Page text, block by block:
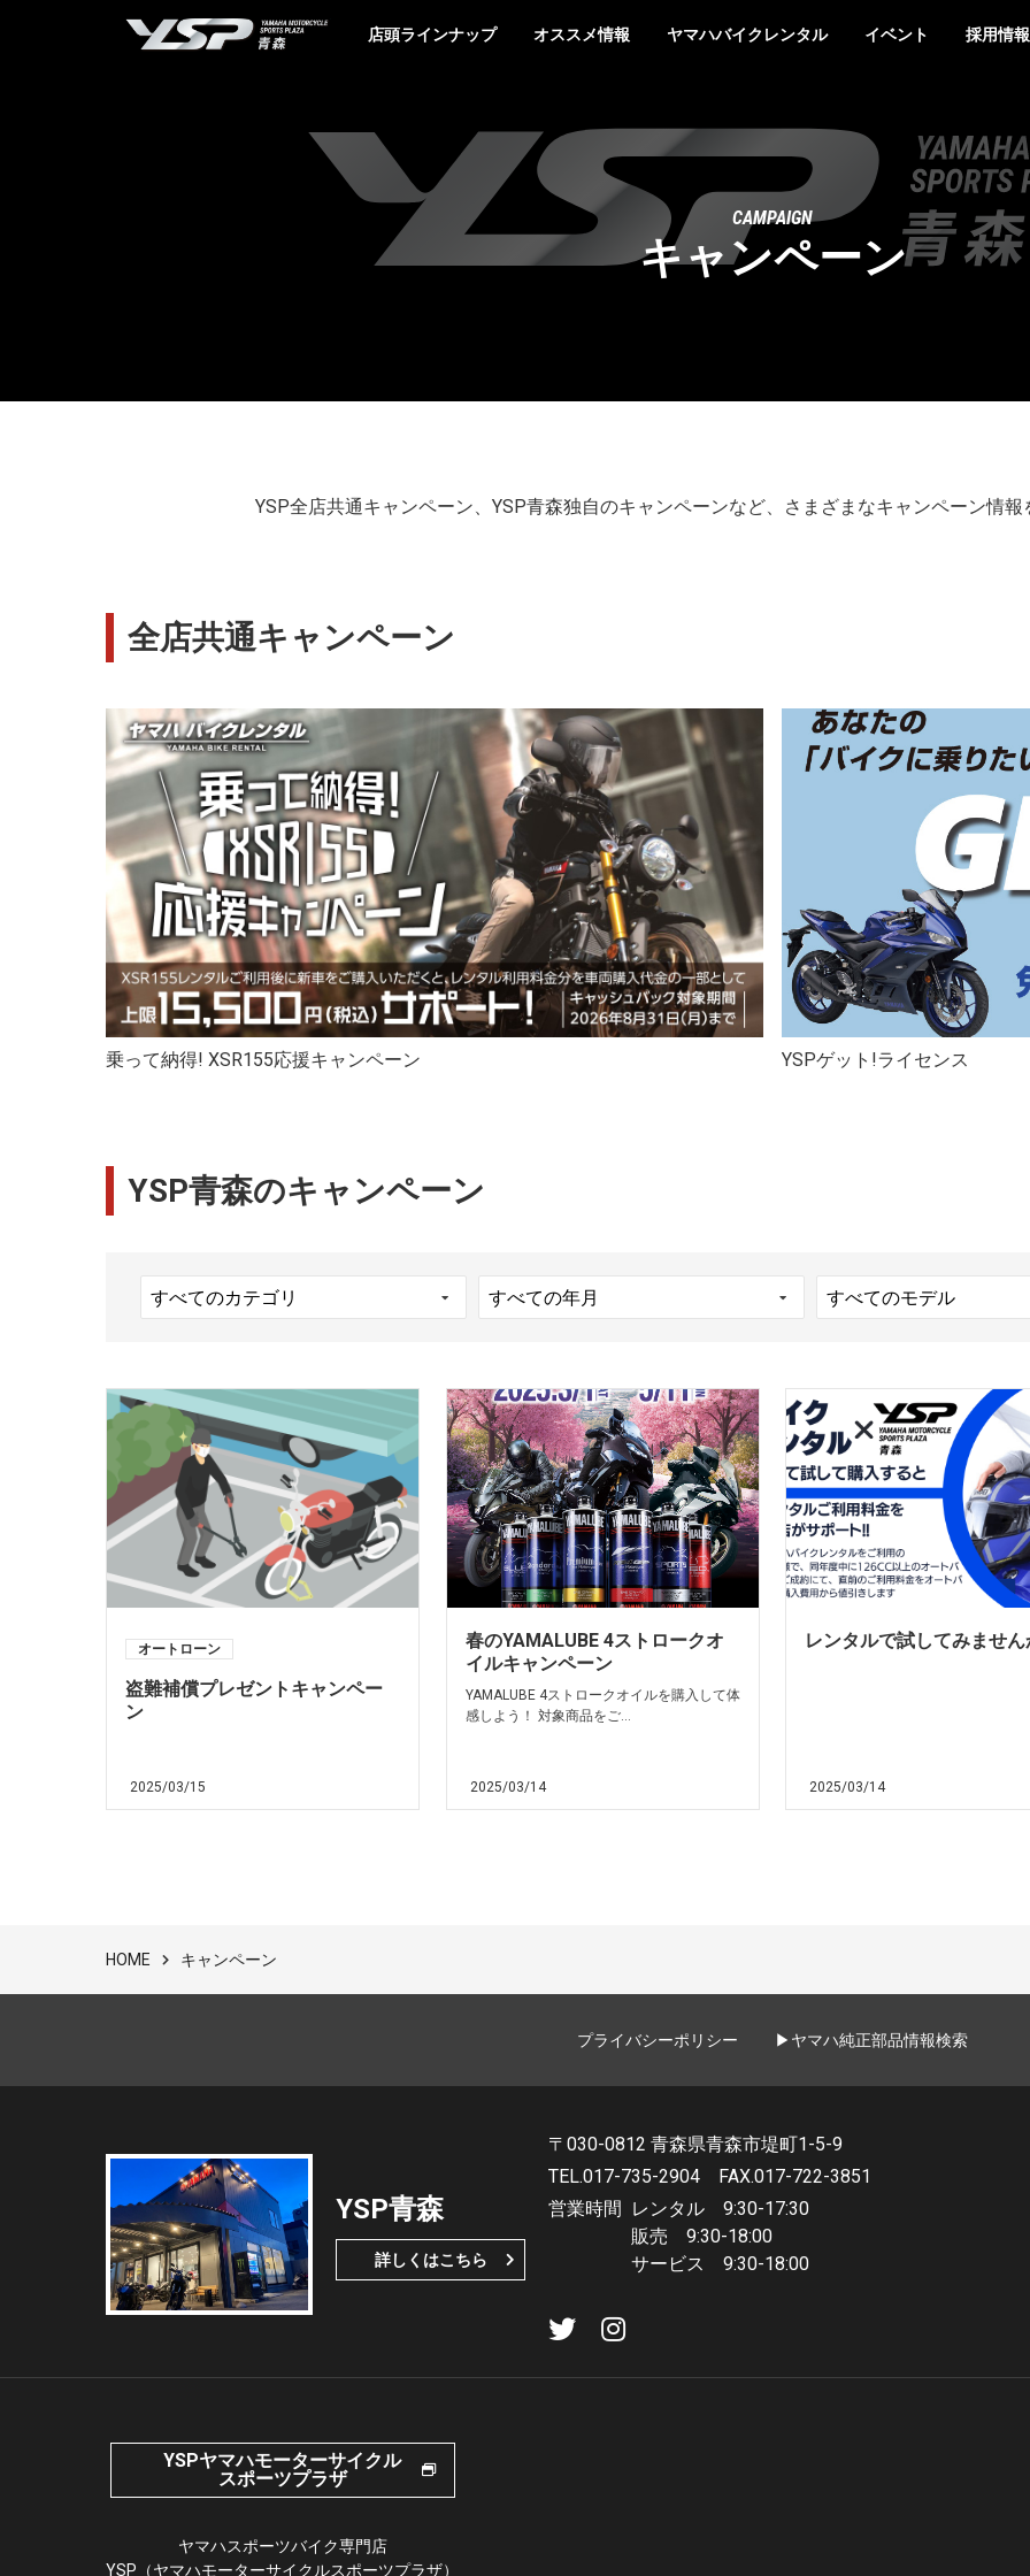
YSP青森店頭ラインナップ オススメ情報 ヤマハバイクレンタル イベント 採用情報
CAMPAIGN
キャンペーン
YSP全店共通キャンペーン、YSP青森独自のキャンペーンなど、さまざまなキャンペーン情
全店共通キャンペーン
乗って納得! XSR155応援キャンペーン YSPゲット!ライセンス
YSP青森のキャンペーン
オートローン
盗難補償プレゼントキャンペー
ン
2025/03/15
春のYAMALUBE 4ストロークオ
イルキャンペーン
YAMALUBE 4ストロークオイルを購入して体
感しよう！ 対象商品をご...
2025/03/14
レンタルで試してみませ
2025/03/14
HOME キャンペーン
プライバシーポリシー ▶ヤマハ純正部品情報検索
YSP青森
詳しくはこちら
〒030-0812 青森県青森市堤町1-5-9
TEL.017-735-2904
FAX.017-722-3851
営業時間 レンタル 9:30-17:30
販売 9:30-18:00
サービス 9:30-18:00
YSPヤマハモーターサイクル
スポーツプラザ
ヤマハスポーツバイク専門店
YSP（ヤマハモーターサイクルスポーツプラザ）